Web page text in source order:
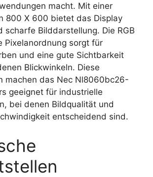
macht. Mit einer
800 X 600 bietet das Display
scharfe Bilddarstellung. Die RGB
Pixelanordnung sorgt für
und eine gute Sichtbarkeit
Blickwinkeln. Diese
machen das Nec Nl8060bc26-
geeignet für industrielle
bei denen Bildqualität und
entscheidend sind.